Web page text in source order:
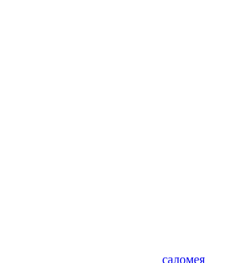
саломея